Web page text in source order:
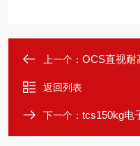
上一个： OCS直视耐
返回列表
下一个： tcs150kg电